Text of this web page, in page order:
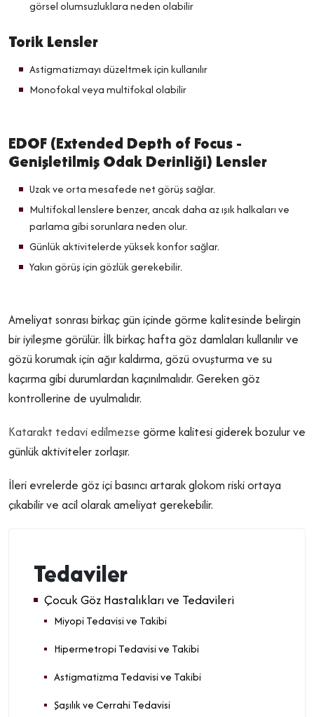
Tedaviler
Çocuk Göz Hastalıkları ve Tedavileri
Miyopi Tedavisi ve Takibi
Hipermetropi Tedavisi ve Takibi
Astigmatizma Tedavisi ve Takibi
Şaşılık ve Cerrahi Tedavisi
görsel olumsuzluklara neden olabilir
Torik Lensler
Astigmatizmayı düzeltmek için kullanılır
Monofokal veya multifokal olabilir
EDOF (Extended Depth of Focus -
Genişletilmiş Odak Derinliği) Lensler
Uzak ve orta mesafede net görüş sağlar.
Multifokal lenslere benzer, ancak daha az ışık halkaları ve
parlama gibi sorunlara neden olur.
Günlük aktivitelerde yüksek konfor sağlar.
Yakın görüş için gözlük gerekebilir.
Ameliyat sonrası birkaç gün içinde görme kalitesinde belirgin
bir iyileşme görülür. İlk birkaç hafta göz damlaları kullanılır ve
gözü korumak için ağır kaldırma, gözü ovuşturma ve su
kaçırma gibi durumlardan kaçınılmalıdır. Gereken göz
kontrollerine de uyulmalıdır.
Katarakt tedavi edilmezse görme kalitesi giderek bozulur ve
günlük aktiviteler zorlaşır.
İleri evrelerde göz içi basıncı artarak glokom riski ortaya
çıkabilir ve acil olarak ameliyat gerekebilir.